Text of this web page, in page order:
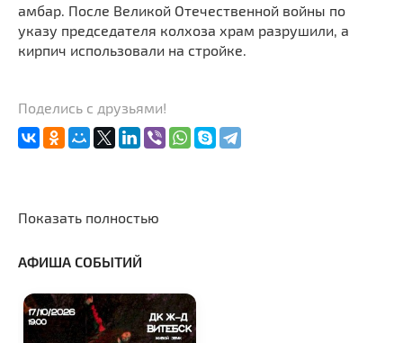
амбар. После Великой Отечественной войны по
указу председателя колхоза храм разрушили, а
кирпич использовали на стройке.
Поделись с друзьями!
Показать полностью
АФИША СОБЫТИЙ